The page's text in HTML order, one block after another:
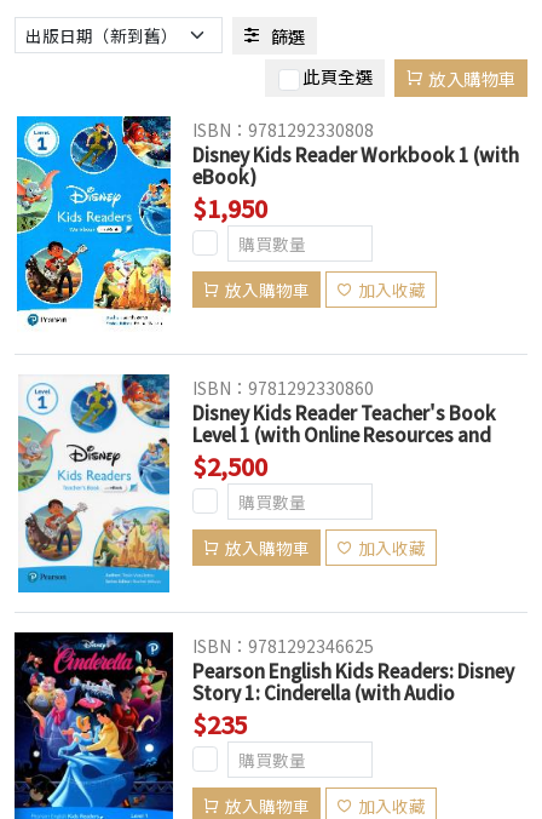
篩選
此頁全選
放入購物車
ISBN：9781292330808
Disney Kids Reader Workbook 1 (with
eBook)
$1,950
放入購物車 加入收藏
ISBN：9781292330860
Disney Kids Reader Teacher's Book
Level 1 (with Online Resources and
eBook)
$2,500
放入購物車 加入收藏
ISBN：9781292346625
Pearson English Kids Readers: Disney
Story 1: Cinderella (with Audio
Download Access Code) (American
English)
$235
放入購物車 加入收藏